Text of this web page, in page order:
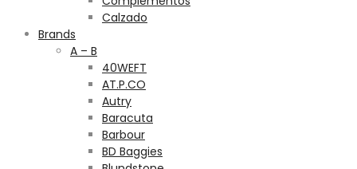
Calzado
Brands
A – B
40WEFT
AT.P.CO
Autry
Baracuta
Barbour
BD Baggies